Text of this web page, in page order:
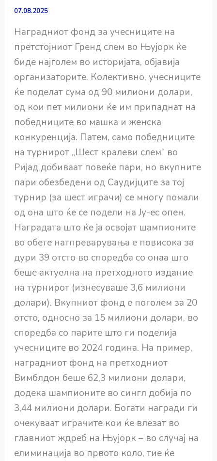
07.08.2025
Наградниот фонд за учесниците на
претстојниот Гренд слем во Њујорк ќе
биде најголем во историјата, објавија
организаторите. Колективно, учесниците
ќе поделат сума од 90 милиони долари,
од кои пет милиони ќе им припаднат на
победниците во машка и женска
конкуренција. Патем, само победниците
на турнирот „Шест кралеви слем“ во
Ријад добиваат повеќе пари, но вкупните
пари обезбедени од Саудијците за тој
турнир (за шест играчи) се многу помали
од она што ќе се подели на Ју-ес опен.
Наградата што ќе ја освојат шампионите
во обете натпреварувања е повисока за
дури 39 отсто во споредба со онаа што
беше актуелна на претходното издание
на турнирот (изнесуваше 3,6 милиони
долари). Вкупниот фонд е поголем за 20
отсто, односно за 15 милиони долари, во
споредба со парите што ги поделија
учесниците во 2024 година. На пример,
наградниот фонд на претходниот
Вимблдон беше 62,3 милиони долари,
додека шампионите во сингл добија по
3,44 милиони долари. Богати награди ги
очекуваат играчите кои ќе влезат во
главниот ждреб на Њујорк – во случај на
елиминација во првото коло, тие ќе